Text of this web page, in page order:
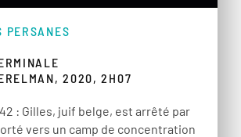
PERSANES
2020, 2H07
: Gilles, juif belge, est arrêté par
vers un camp de concentration